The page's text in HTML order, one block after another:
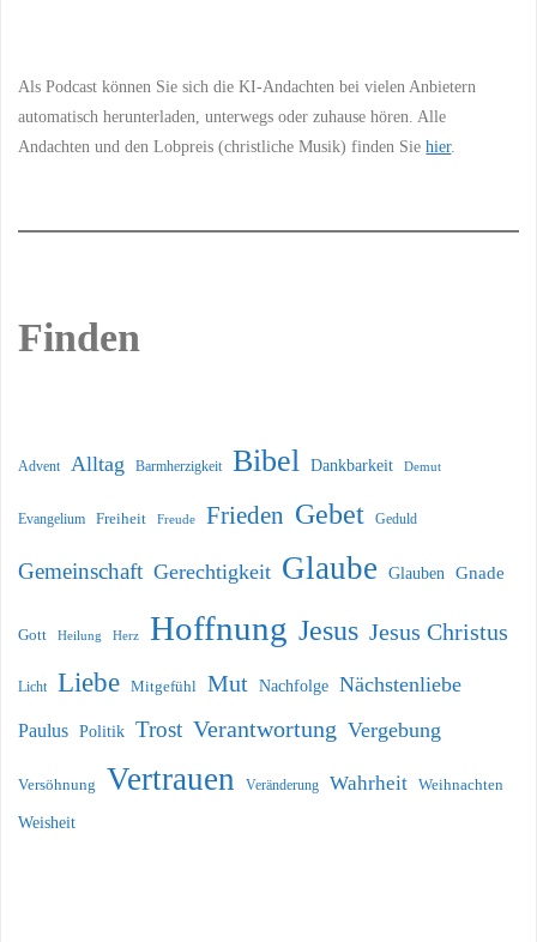
Als Podcast können Sie sich die KI-Andachten bei vielen Anbietern
automatisch herunterladen, unterwegs oder zuhause hören. Alle
Andachten und den Lobpreis (christliche Musik) finden Siehier.
Finden
Advent Alltag Barmherzigkeit Bibel Dankbarkeit Demut
Evangelium Freiheit Freude Frieden Gebet Geduld
Gemeinschaft Gerechtigkeit Glaube Glauben Gnade
Gott Heilung Herz Hoffnung Jesus Jesus Christus
Licht Liebe Mitgefühl Mut Nachfolge Nächstenliebe
Paulus Politik Trost Verantwortung Vergebung
Versöhnung Vertrauen Veränderung Wahrheit Weihnachten
Weisheit